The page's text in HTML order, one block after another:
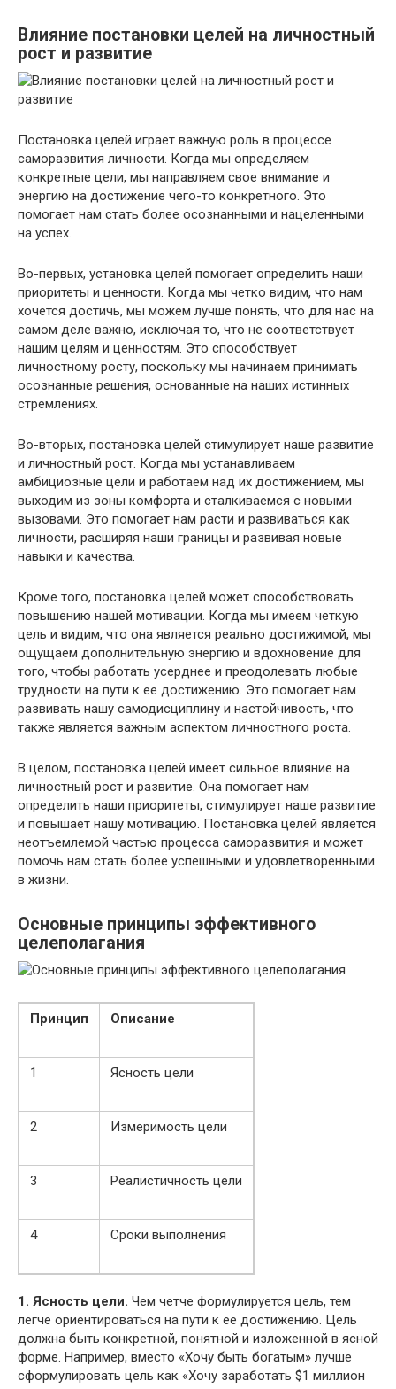
Влияние постановки целей на личностный
рост и развитие
Постановка целей играет важную роль в процессе
саморазвития личности. Когда мы определяем
конкретные цели, мы направляем свое внимание и
энергию на достижение чего-то конкретного. Это
помогает нам стать более осознанными и нацеленными
на успех.
Во-первых, установка целей помогает определить наши
приоритеты и ценности. Когда мы четко видим, что нам
хочется достичь, мы можем лучше понять, что для нас на
самом деле важно, исключая то, что не соответствует
нашим целям и ценностям. Это способствует
личностному росту, поскольку мы начинаем принимать
осознанные решения, основанные на наших истинных
стремлениях.
Во-вторых, постановка целей стимулирует наше развитие
и личностный рост. Когда мы устанавливаем
амбициозные цели и работаем над их достижением, мы
выходим из зоны комфорта и сталкиваемся с новыми
вызовами. Это помогает нам расти и развиваться как
личности, расширяя наши границы и развивая новые
навыки и качества.
Кроме того, постановка целей может способствовать
повышению нашей мотивации. Когда мы имеем четкую
цель и видим, что она является реально достижимой, мы
ощущаем дополнительную энергию и вдохновение для
того, чтобы работать усерднее и преодолевать любые
трудности на пути к ее достижению. Это помогает нам
развивать нашу самодисциплину и настойчивость, что
также является важным аспектом личностного роста.
В целом, постановка целей имеет сильное влияние на
личностный рост и развитие. Она помогает нам
определить наши приоритеты, стимулирует наше развитие
и повышает нашу мотивацию. Постановка целей является
неотъемлемой частью процесса саморазвития и может
помочь нам стать более успешными и удовлетворенными
в жизни.
Основные принципы эффективного
целеполагания
Принцип Описание
1 Ясность цели
2 Измеримость цели
3 Реалистичность цели
4 Сроки выполнения
1. Ясность цели. Чем четче формулируется цель, тем
легче ориентироваться на пути к ее достижению. Цель
должна быть конкретной, понятной и изложенной в ясной
форме. Например, вместо «Хочу быть богатым» лучше
сформулировать цель как «Хочу заработать $1 миллион